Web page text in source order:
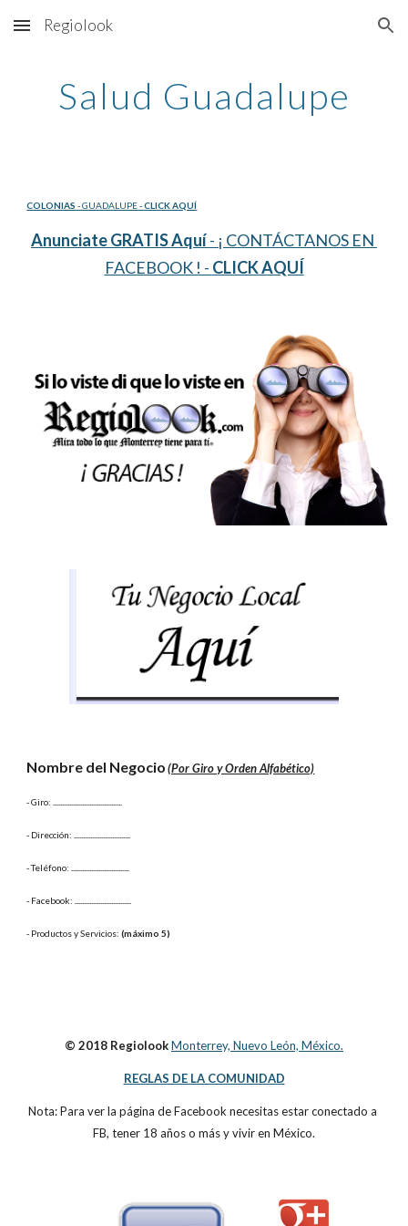
Skip to main content Skip to navigation
Regiolook
Salud Guadalupe
COLONIAS - GUADALUPE - CLICK AQUÍ
Anunciate GRATIS Aquí - ¡ CONTÁCTANOS EN
FACEBOOK ! - CLICK AQUÍ
Nombre del Negocio (Por Giro y Orden Alfabético)
- Giro:
- Dirección:
- Teléfono:
- Facebook:
- Productos y Servicios: (máximo 5)
© 2018 RegiolookMonterrey, Nuevo León, México.
REGLAS DE LA COMUNIDAD
Nota: Para ver la página de Facebook necesitas estar conectado a
FB, tener 18 años o más y vivir en México.